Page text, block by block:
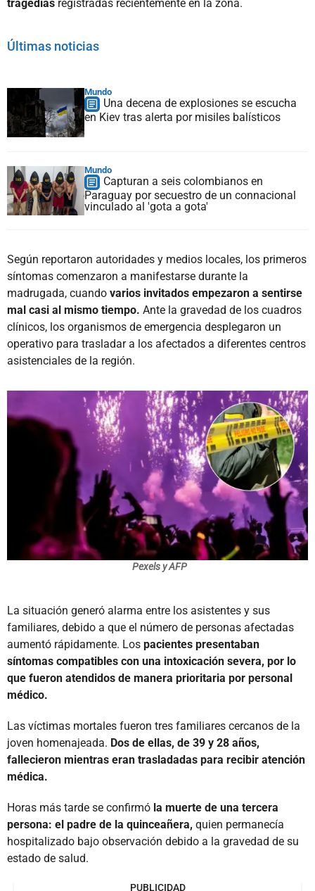
tragedias registradas recientemente en la zona.
Últimas noticias
Mundo
Una decena de explosiones se escucha
en Kiev tras alerta por misiles balísticos
Mundo
Capturan a seis colombianos en
Paraguay por secuestro de un connacional
vinculado al 'gota a gota'
Según reportaron autoridades y medios locales, los primeros
síntomas comenzaron a manifestarse durante la
madrugada, cuando varios invitados empezaron a sentirse
mal casi al mismo tiempo. Ante la gravedad de los cuadros
clínicos, los organismos de emergencia desplegaron un
operativo para trasladar a los afectados a diferentes centros
asistenciales de la región.
Pexels y AFP
La situación generó alarma entre los asistentes y sus
familiares, debido a que el número de personas afectadas
aumentó rápidamente. Los pacientes presentaban
síntomas compatibles con una intoxicación severa, por lo
que fueron atendidos de manera prioritaria por personal
médico.
Las víctimas mortales fueron tres familiares cercanos de la
joven homenajeada. Dos de ellas, de 39 y 28 años,
fallecieron mientras eran trasladadas para recibir atención
médica.
Horas más tarde se confirmó la muerte de una tercera
persona: el padre de la quinceañera, quien permanecía
hospitalizado bajo observación debido a la gravedad de su
estado de salud.
PUBLICIDAD